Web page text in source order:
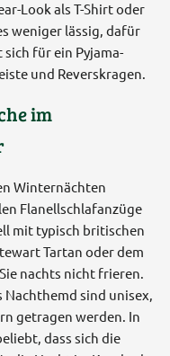
Look als T-Shirt oder
weniger lässig, dafür
für ein Pyjama-
und Reverskragen.
im
Winternächten
Flanellschlafanzüge
mit typisch britischen
Tartan oder dem
nachts nicht frieren.
Nachthemd sind unisex,
getragen werden. In
dass sich die